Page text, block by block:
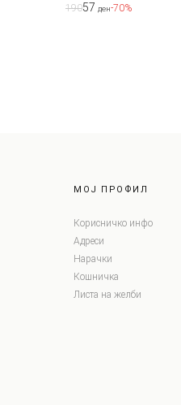
19057 ден-70%
МОЈ ПРОФИЛ
Корисничко инфо
Адреси
Нарачки
Кошничка
Листа на желби